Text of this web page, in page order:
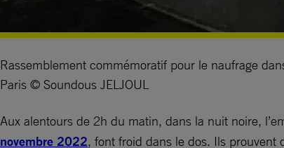
Rassemblement commémoratif pour le naufrage
Paris © Soundous JELJOUL
Aux alentours de 2h du matin, dans la nuit noire,
novembre 2022, font froid dans le dos. Ils prouvent